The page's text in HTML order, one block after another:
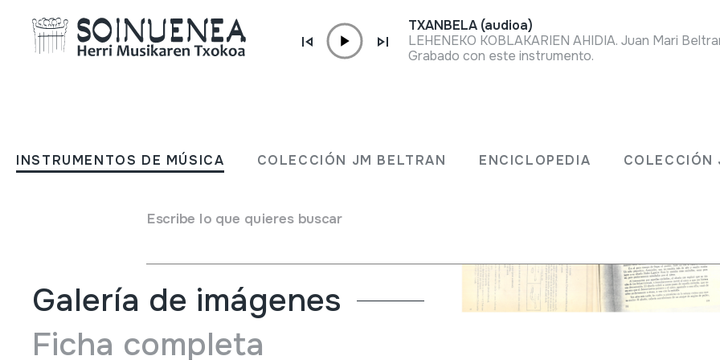
INSTRUMENTOS DE MÚSICA COLECCIÓN JM BELTRAN ENCICLOPEDIA COLECCIÓN
Escribe lo que quieres buscar
TXANBELA (audioa)
Grabado con este instrumento.
Dantzak
->EUSKAL HERRIA
Galería de imágenes
Ficha completa